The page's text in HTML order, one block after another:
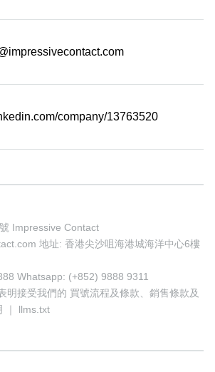
company/13763520
Impressive Contact
地址: 香港尖沙咀海港城海洋中心6樓
Whatsapp: (+852) 9888 9311
明接受我們的 買號流程及條款
銷售條款及
llms.txt